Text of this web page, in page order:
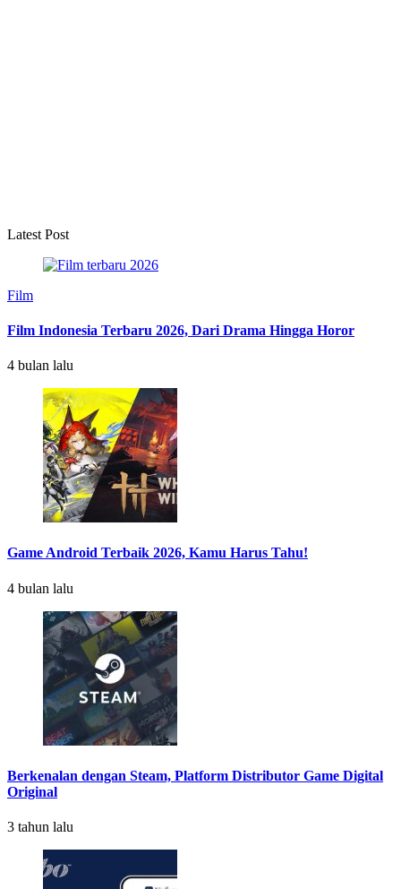
Latest Post
Film
Film Indonesia Terbaru 2026, Dari Drama Hingga Horor
4 bulan lalu
Game Android Terbaik 2026, Kamu Harus Tahu!
4 bulan lalu
Berkenalan dengan Steam, Platform Distributor Game Digital
Original
3 tahun lalu